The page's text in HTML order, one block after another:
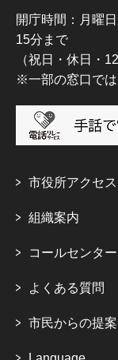
開庁時間：月曜
15分まで
（祝日・休日・
※一部の窓口で
市役所アクセ
組織案内
コールセンタ
よくある質問
市民からの提案